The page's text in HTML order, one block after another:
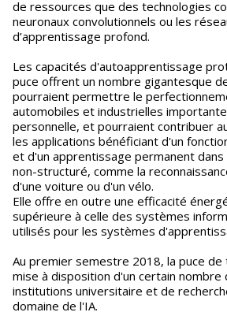
de ressources que des technologies
neuronaux convolutionnels ou les
d’apprentissage profond.
Les capacités d'autoapprentissage
puce offrent un nombre gigantesque
pourraient permettre le
automobiles et industrielles
personnelle, et pourraient contribuer
les applications bénéficiant d'un
et d'un apprentissage permanent
non-structuré, comme la
d'une voiture ou d'un vélo.
Elle offre en outre une efficacité
supérieure à celle des systèmes
utilisés pour les systèmes
Au premier semestre 2018, la puce
mise à disposition d'un certain nombre
institutions universitaire et de
domaine de l'IA.